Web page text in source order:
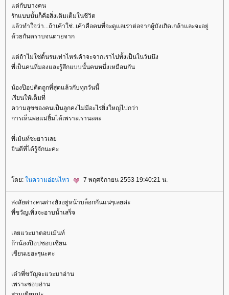
ต่กับบางคน
รักแบบนั้นก็คือสิ่งเติมเต็มในชีวิต
ล้วทำใจว่า...ถ้าเค้าใช่..เค้าคือคนที่จะดูแลเราต่อจากผู้บังเกิดเกล้าและจะอยู่
ด้วยกันตราบจนตายจาก
ต่ถ้าไม่ใช่ดิ้นรนเท่าไหร่เค้าจะจากเราไปทั้งเป็นในวันนึง
พี่เป็นคนที่มองและรู้สึกแบบนั้นคนหนึ่งเหมือนกัน
น้องป๊อปคิดถูกที่สุดแล้วกับทุกวันนี้
เรียนให้เต็มที่
ความสุขของคนเป็นลูกคงไม่มีอะไรยิ่งใหญ่ไปกว่า
การเห็นพ่อแม่ยิ้มได้เพราะเรานะคะ
พี่เม้นท์ซะยาวเล
ินดีที่ได้รู้จักนะคะ
ดย: นความอ่อนไหว 7 พฤศจิกายน 2553 19:40:21 น.
สงสัยต่างคนต่างยังอยู่หน้าบล็อกกันแน่ๆเลยค่ะ
พี่ขวัญเพิ่งจะอาบน้ำเสร็จ
เลยแวะมาตอบเม้นท์
ถ้าน้องป๊อปชอบเชียน
เขียนเยอะๆนะคะ
เด๋วพี่ขวัญจะแวะมาอ่าน
เพราะชอบอ่าน